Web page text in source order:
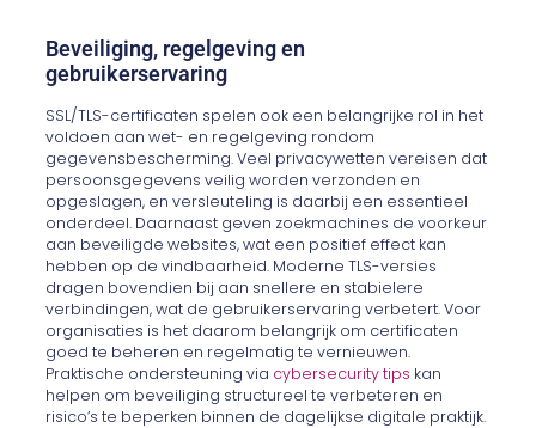
Beveiliging, regelgeving en
gebruikerservaring
SSL/TLS-certificaten spelen ook een belangrijke rol in het
voldoen aan wet- en regelgeving rondom
gegevensbescherming. Veel privacywetten vereisen dat
persoonsgegevens veilig worden verzonden en
opgeslagen, en versleuteling is daarbij een essentieel
onderdeel. Daarnaast geven zoekmachines de voorkeur
aan beveiligde websites, wat een positief effect kan
hebben op de vindbaarheid. Moderne TLS-versies
dragen bovendien bij aan snellere en stabielere
verbindingen, wat de gebruikerservaring verbetert. Voor
organisaties is het daarom belangrijk om certificaten
goed te beheren en regelmatig te vernieuwen.
Praktische ondersteuning via cybersecurity tips kan
helpen om beveiliging structureel te verbeteren en
risico’s te beperken binnen de dagelijkse digitale praktijk.